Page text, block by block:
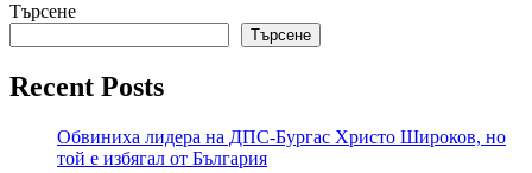
Търсене
Търсене
Recent Posts
Обвиниха лидера на ДПС-Бургас Христо Широков, но
той е избягал от България